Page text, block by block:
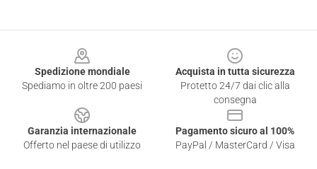
Spedizione mondiale
Spediamo in oltre 200 paesi
Acquista in tutta sicurezza
Protetto 24/7 dai clic alla
consegna
Garanzia internazionale
Offerto nel paese di utilizzo
Pagamento sicuro al 100%
PayPal / MasterCard / Visa